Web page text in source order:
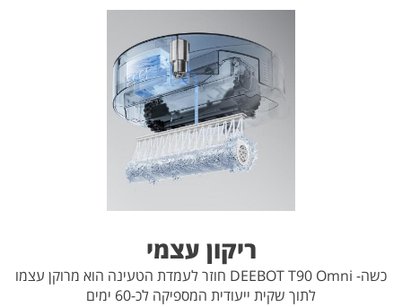
ריקון עצמי
כשה- DEEBOT T90 Omni חוזר לעמדת הטעינה הוא מרוקן עצמו
לתוך שקית ייעודית המספיקה לכ-60 ימים